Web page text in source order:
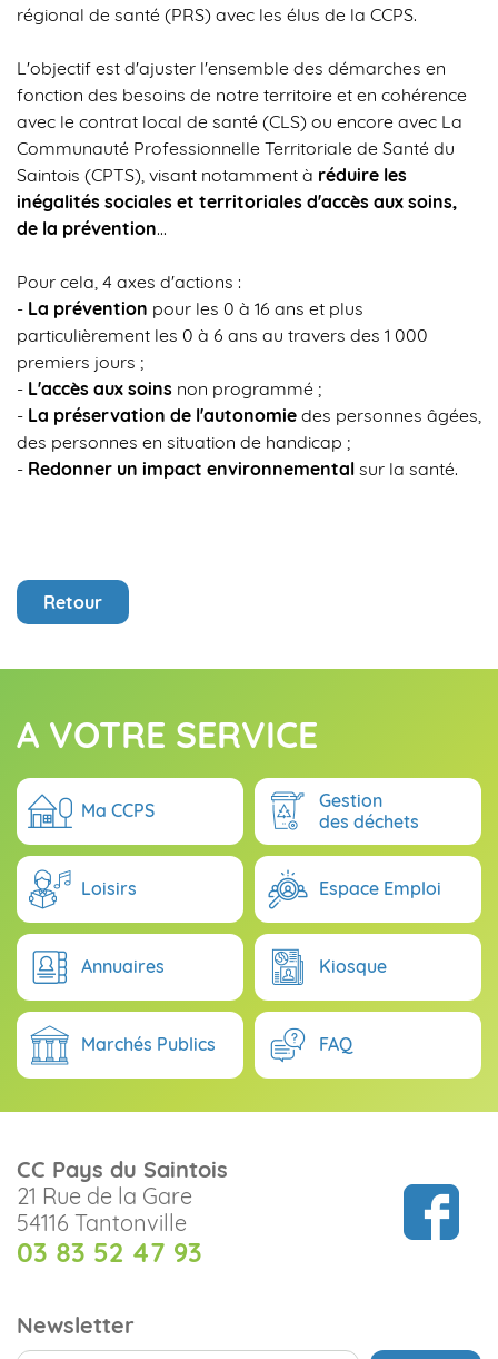
régional de santé (PRS) avec les élus de la CCPS.
L'objectif est d'ajuster l'ensemble des démarches en
fonction des besoins de notre territoire et en cohérence
avec le contrat local de santé (CLS) ou encore avec La
Communauté Professionnelle Territoriale de Santé du
Saintois (CPTS), visant notamment à réduire les
inégalités sociales et territoriales d'accès aux soins,
de la prévention...
Pour cela, 4 axes d'actions :
- La prévention pour les 0 à 16 ans et plus
particulièrement les 0 à 6 ans au travers des 1 000
premiers jours ;
- L'accès aux soins non programmé ;
- La préservation de l'autonomie des personnes âgées,
des personnes en situation de handicap ;
- Redonner un impact environnemental sur la santé.
Retour
A VOTRE SERVICE
Ma CCPS
Gestion
des déchets
Loisirs Espace Emploi
Annuaires Kiosque
Marchés Publics FAQ
CC Pays du Saintois
21 Rue de la Gare
54116 Tantonville
03 83 52 47 93
Newsletter